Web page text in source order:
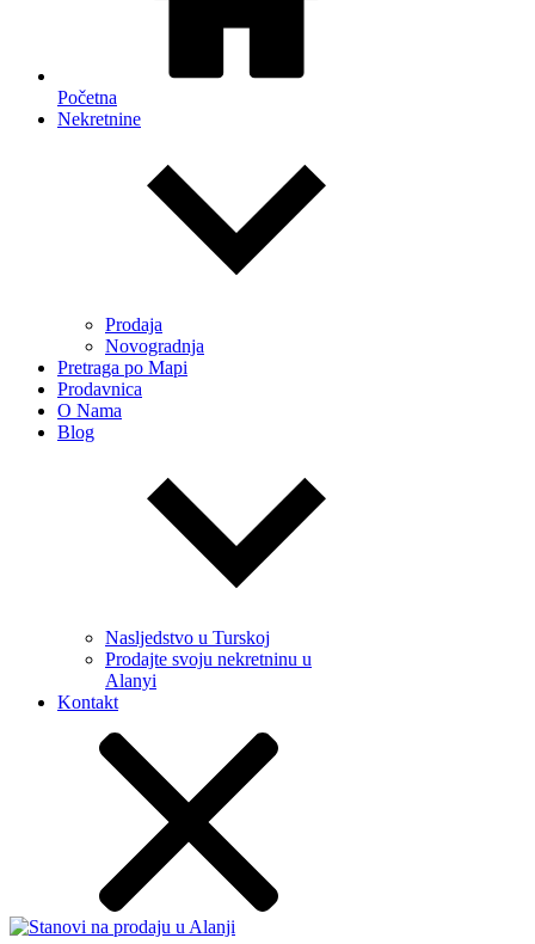
Početna
Nekretnine
Prodaja
Novogradnja
Pretraga po Mapi
Prodavnica
O Nama
Blog
Nasljedstvo u Turskoj
Prodajte svoju nekretninu u
Alanyi
Kontakt